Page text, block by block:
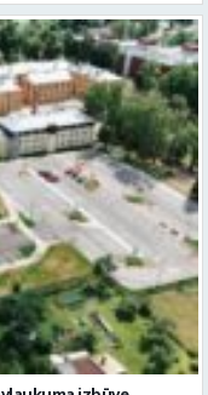
izbūve
Skatīt visu